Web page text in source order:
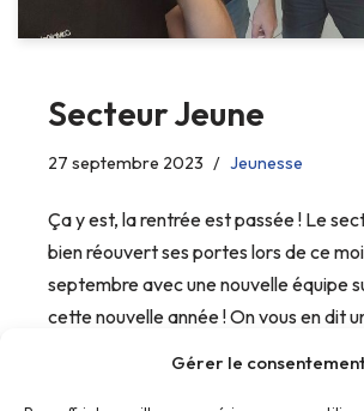
Gérer le
Secteur Jeune
27 septembre 2023 Jeunesse
Ça y est, la rentrée est passée ! Le
bien réouvert ses portes lors de ce
septembre avec une nouvelle équipe
cette nouvelle année ! On vous en dit